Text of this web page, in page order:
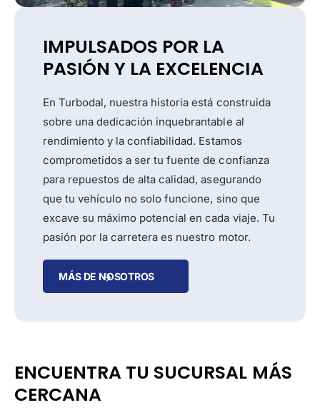
IMPULSADOS POR LA
PASIÓN Y LA EXCELENCIA
En Turbodal, nuestra historia está construida
sobre una dedicación inquebrantable al
rendimiento y la confiabilidad. Estamos
comprometidos a ser tu fuente de confianza
para repuestos de alta calidad, asegurando
que tu vehículo no solo funcione, sino que
excave su máximo potencial en cada viaje. Tu
pasión por la carretera es nuestro motor.
MÁS DE NOSOTROS
ENCUENTRA TU SUCURSAL MÁS
CERCANA